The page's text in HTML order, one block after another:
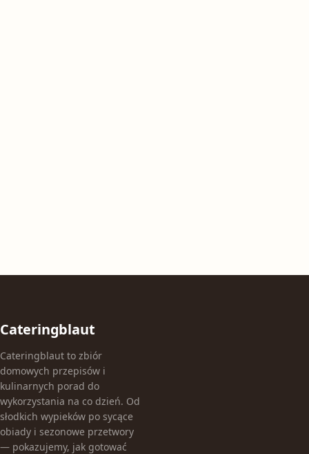
Cateringblaut
Cateringblaut to zbiór
domowych przepisów i
kulinarnych porad do
wykorzystania na co dzień. Od
słodkich wypieków po sycące
obiady i sezonowe przetwory
— pokazujemy, jak gotować